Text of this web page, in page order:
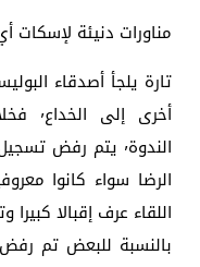
مناورات دنيئة
تارة يلجأ أصدقاء
الندوة٬ يتم رفض
اللقاء عرف إقبالا